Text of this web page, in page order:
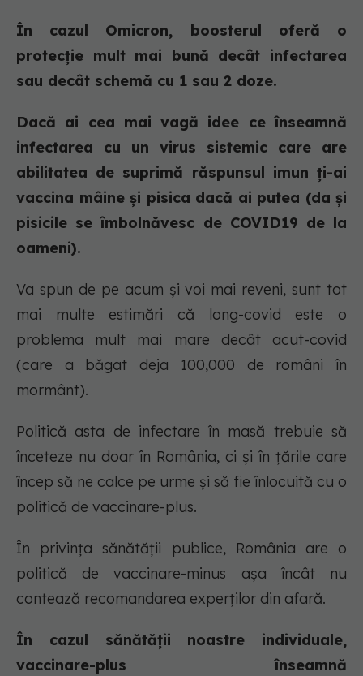
În cazul Omicron, boosterul oferă o
protecție mult mai bună decât infectarea
sau decât schemă cu 1 sau 2 doze.
Dacă ai cea mai vagă idee ce înseamnă
infectarea cu un virus sistemic care are
abilitatea de suprimă răspunsul imun ți-ai
vaccina mâine și pisica dacă ai putea (da și
pisicile se îmbolnăvesc de COVID19 de la
oameni).
Va spun de pe acum și voi mai reveni, sunt tot
mai multe estimări că long-covid este o
problema mult mai mare decât acut-covid
(care a băgat deja 100,000 de români în
mormânt).
Politică asta de infectare în masă trebuie să
înceteze nu doar în România, ci și în țările care
încep să ne calce pe urme și să fie înlocuită cu o
politică de vaccinare-plus.
În privința sănătății publice, România are o
politică de vaccinare-minus așa încât nu
contează recomandarea experților din afară.
În cazul sănătății noastre individuale,
vaccinare-plus înseamnă